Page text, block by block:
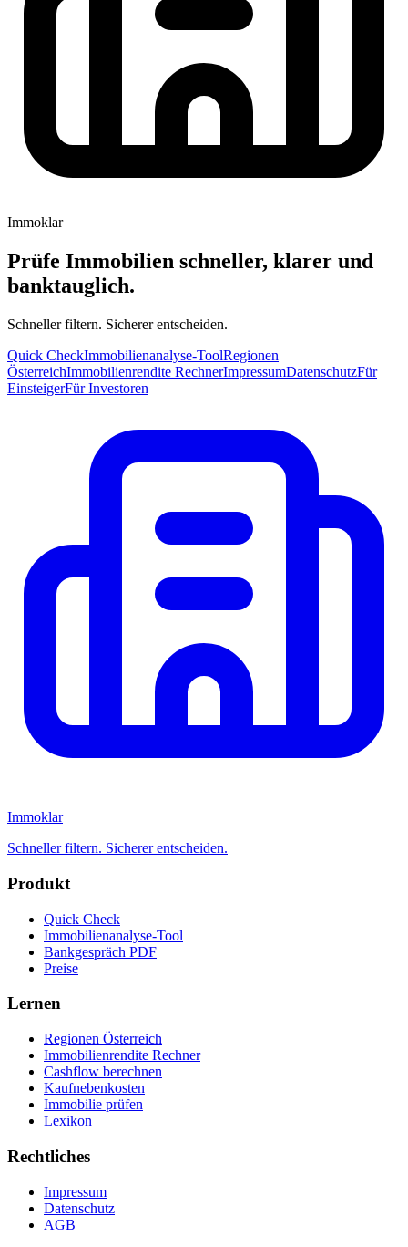
Immoklar
Prüfe Immobilien schneller, klarer und
banktauglich.
Schneller filtern. Sicherer entscheiden.
Quick CheckImmobilienanalyse-ToolRegionen
ÖsterreichImmobilienrendite RechnerImpressumDatenschutzFür
EinsteigerFür Investoren
Immoklar
Schneller filtern. Sicherer entscheiden.
Produkt
Quick Check
Immobilienanalyse-Tool
Bankgespräch PDF
Preise
Lernen
Regionen Österreich
Immobilienrendite Rechner
Cashflow berechnen
Kaufnebenkosten
Immobilie prüfen
Lexikon
Rechtliches
Impressum
Datenschutz
AGB